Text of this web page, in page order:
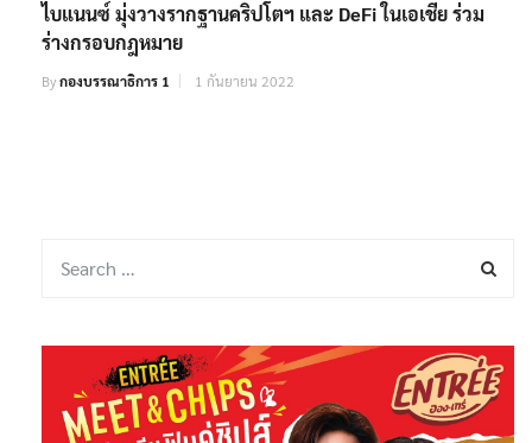
ไบแนนซ์ มุ่งวางรากฐานคริปโตฯ และ DeFi ในเอเชีย ร่วม
ร่างกรอบกฎหมาย
Byกองบรรณาธิการ 1 1 กันยายน 2022